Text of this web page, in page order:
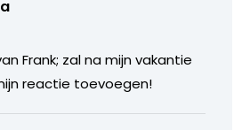
Frank; zal na mijn vakantie
reactie toevoegen!